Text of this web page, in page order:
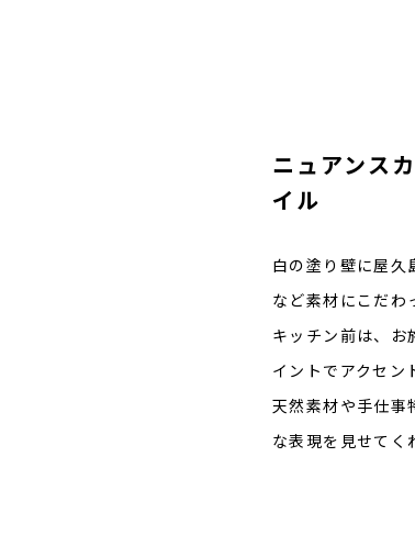
ニュアンス
イル
白の塗り壁に屋久
など素材にこだわ
キッチン前は、お
イントでアクセン
天然素材や手仕事
な表現を見せてく